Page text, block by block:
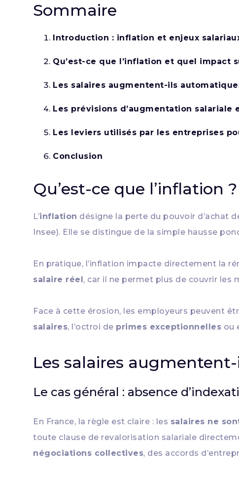
Sommaire
Introduction : inflation et enjeux
Qu’est-ce que l’inflation et quel impact
Les salaires augmentent-ils
Les prévisions d’augmentation salariale
Les leviers utilisés par les entreprises
Conclusion
Qu’est-ce que l’inflation ?
L’inflation désigne la perte du pouvoir d’achat
Insee). Elle se distingue de la simple hausse
En pratique, l’inflation impacte directement la
salaire réel, car il ne permet plus de couvrir les
Face à cette érosion, les employeurs peuvent
salaires, l’octroi de primes exceptionnelles ou
Les salaires
Le cas général : absence
En France, la règle est claire : les salaires ne
toute clause de revalorisation salariale
négociations collectives, des accords